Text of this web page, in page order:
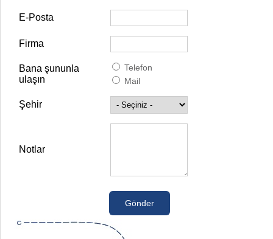
E-Posta
Firma
Bana şununla
ulaşın
Telefon
Mail
Şehir
Notlar